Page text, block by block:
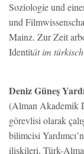
Soziologie und
und
Mainz. Zur Zeit
Identität im
Deniz Güneş
(Alman Akademik
görevlisi olarak
bilimcisi
ilişkileri, Türk-